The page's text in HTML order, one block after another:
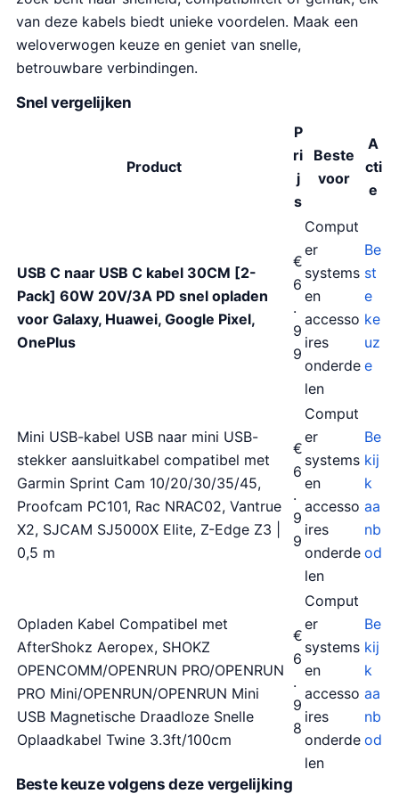
van deze kabels biedt unieke voordelen. Maak een
weloverwogen keuze en geniet van snelle,
betrouwbare verbindingen.
Snel vergelijken
Product
P
ri
j
s
Beste
voor
A
cti
e
USB C naar USB C kabel 30CM [2-
Pack] 60W 20V/3A PD snel opladen
voor Galaxy, Huawei, Google Pixel,
OnePlus
€
6
.
9
9
Comput
er
systems
en
accesso
ires
onderde
len
Be
st
e
ke
uz
e
Mini USB-kabel USB naar mini USB-
stekker aansluitkabel compatibel met
Garmin Sprint Cam 10/20/30/35/45,
Proofcam PC101, Rac NRAC02, Vantrue
X2, SJCAM SJ5000X Elite, Z-Edge Z3 |
0,5 m
€
6
.
9
9
Comput
er
systems
en
accesso
ires
onderde
len
Be
kij
k
aa
nb
od
Opladen Kabel Compatibel met
AfterShokz Aeropex, SHOKZ
OPENCOMM/OPENRUN PRO/OPENRUN
PRO Mini/OPENRUN/OPENRUN Mini
USB Magnetische Draadloze Snelle
Oplaadkabel Twine 3.3ft/100cm
€
6
.
9
8
Comput
er
systems
en
accesso
ires
onderde
len
Be
kij
k
aa
nb
od
Beste keuze volgens deze vergelijking